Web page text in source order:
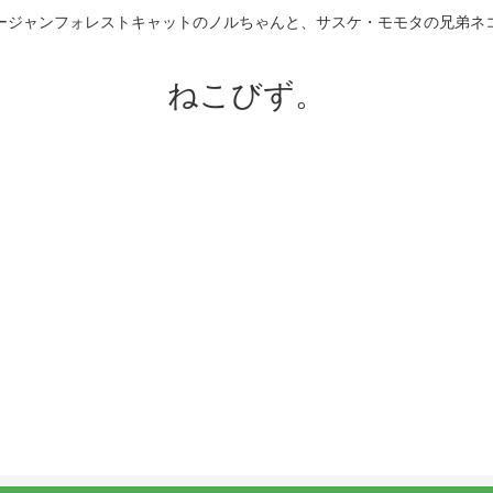
ジャンフォレストキャットのノルちゃんと、サスケ・モモタの兄弟ネ
ねこびず。